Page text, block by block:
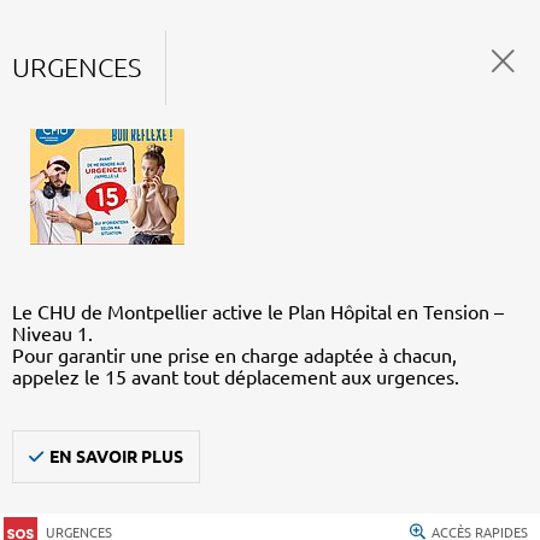
URGENCES
Le CHU de Montpellier active le Plan Hôpital en Tension –
Niveau 1.
Pour garantir une prise en charge adaptée à chacun,
appelez le 15 avant tout déplacement aux urgences.
EN SAVOIR PLUS
URGENCES ACCÈS RAPIDES